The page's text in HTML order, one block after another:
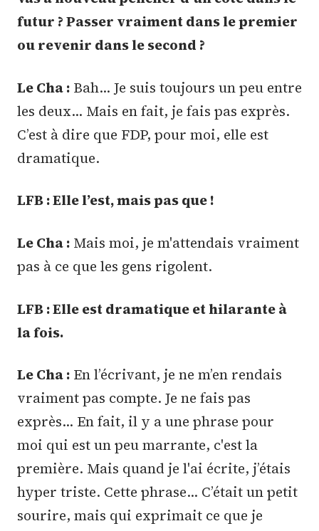
futur ? Passer vraiment dans le premier
ou revenir dans le second ?
Le Cha : Bah… Je suis toujours un peu entre
les deux… Mais en fait, je fais pas exprès.
C’est à dire que FDP, pour moi, elle est
dramatique.
LFB : Elle l’est, mais pas que !
Le Cha : Mais moi, je m'attendais vraiment
pas à ce que les gens rigolent.
LFB : Elle est dramatique et hilarante à
la fois.
Le Cha : En l’écrivant, je ne m’en rendais
vraiment pas compte. Je ne fais pas
exprès… En fait, il y a une phrase pour
moi qui est un peu marrante, c'est la
première. Mais quand je l'ai écrite, j’étais
hyper triste. Cette phrase… C’était un petit
sourire, mais qui exprimait ce que je